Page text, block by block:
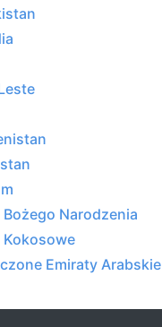
Narodzenia
Emiraty Arabskie